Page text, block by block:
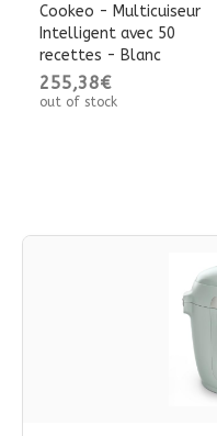
Cookeo - Multicuiseur
Intelligent avec 50
recettes - Blanc
255,38€
out of stock